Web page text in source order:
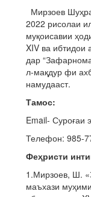
Мирзоев
2022 рисолаи
муқоисавии
XIV ва ибтидои
дар
л-мақдур фи
намудааст.
Тамос:
Email- Суроғаи
Телефон: 985-
Феҳристи
1.Мирзоев, Ш.
маъхази